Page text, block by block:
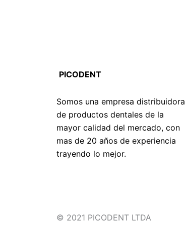
PICODENT
Somos una empresa distribuidora
de productos dentales de la
mayor calidad del mercado, con
mas de 20 años de experiencia
trayendo lo mejor.
© 2021 PICODENT LTDA